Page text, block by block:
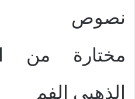
نصوص
مختارة من
الذهبي الفم